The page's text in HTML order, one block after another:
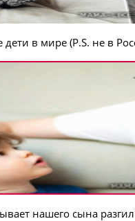
в мире (P.S. не в
нашего сына